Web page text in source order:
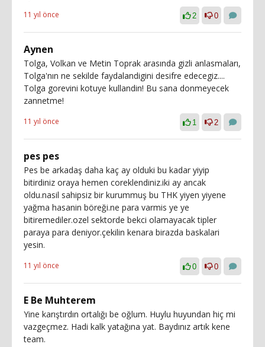
11 yıl önce 2 0
Aynen
Tolga, Volkan ve Metin Toprak arasında gizli anlasmaları,
Tolga'nın ne sekilde faydalandigini desifre edecegiz....
Tolga gorevini kotuye kullandin! Bu sana donmeyecek
zannetme!
11 yıl önce 1 2
pes pes
Pes be arkadaş daha kaç ay olduki bu kadar yiyip
bitirdiniz oraya hemen coreklendiniz.iki ay ancak
oldu.nasil sahipsiz bir kurummuş bu THK yiyen yiyene
yağma hasanin böreği.ne para varmis ye ye
bitiremediler.ozel sektorde bekci olamayacak tipler
paraya para deniyor.çekilin kenara birazda baskalari
yesin.
11 yıl önce 0 0
E Be Muhterem
Yine karıştırdın ortalığı be oğlum. Huylu huyundan hiç mi
vazgeçmez. Hadi kalk yatağına yat. Baydınız artık kene
team.